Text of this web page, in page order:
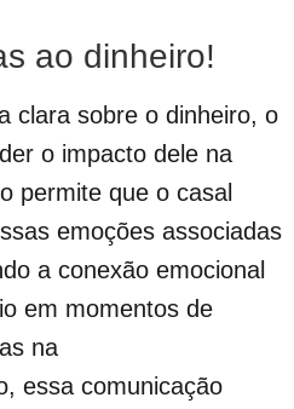
ao dinheiro!
clara sobre o dinheiro, o
o impacto dele na
permite que o casal
emoções associadas
a conexão emocional
em momentos de
na
essa comunicação